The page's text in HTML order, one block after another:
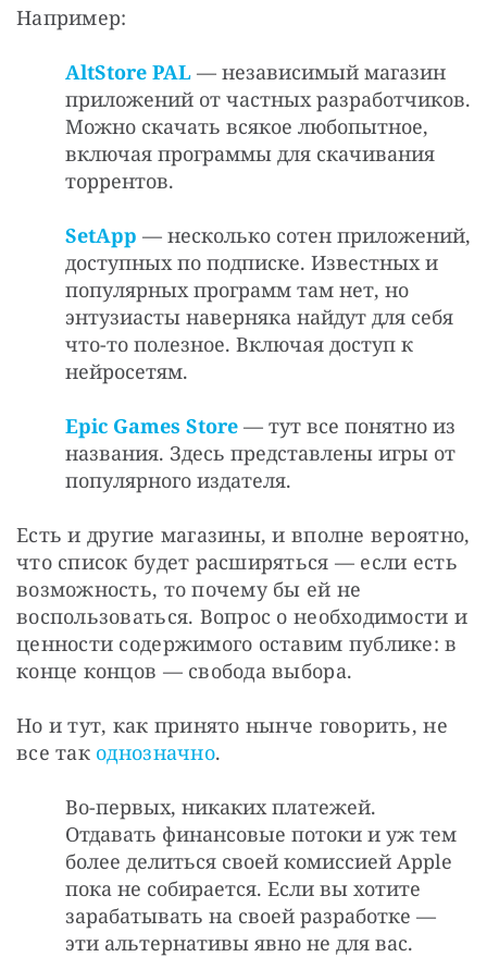
Например:
AltStore PAL — независимый магазин
приложений от частных разработчиков.
Можно скачать всякое любопытное,
включая программы для скачивания
торрентов.
SetApp — несколько сотен приложений,
доступных по подписке. Известных и
популярных программ там нет, но
энтузиасты наверняка найдут для себя
что-то полезное. Включая доступ к
нейросетям.
Epic Games Store — тут все понятно из
названия. Здесь представлены игры от
популярного издателя.
Есть и другие магазины, и вполне вероятно,
что список будет расширяться — если есть
возможность, то почему бы ей не
воспользоваться. Вопрос о необходимости и
ценности содержимого оставим публике: в
конце концов — свобода выбора.
Но и тут, как принято нынче говорить, не
все так однозначно.
Во-первых, никаких платежей.
Отдавать финансовые потоки и уж тем
более делиться своей комиссией Apple
пока не собирается. Если вы хотите
зарабатывать на своей разработке —
эти альтернативы явно не для вас.